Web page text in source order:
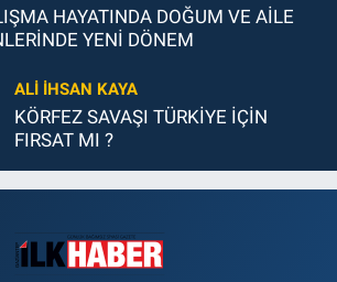
HAYATINDA DOĞUM VE AİLE
YENİ DÖNEM
ALI İHSAN KAYA
KÖRFEZ SAVAŞI TÜRKİYE İÇİN
FIRSAT MI ?